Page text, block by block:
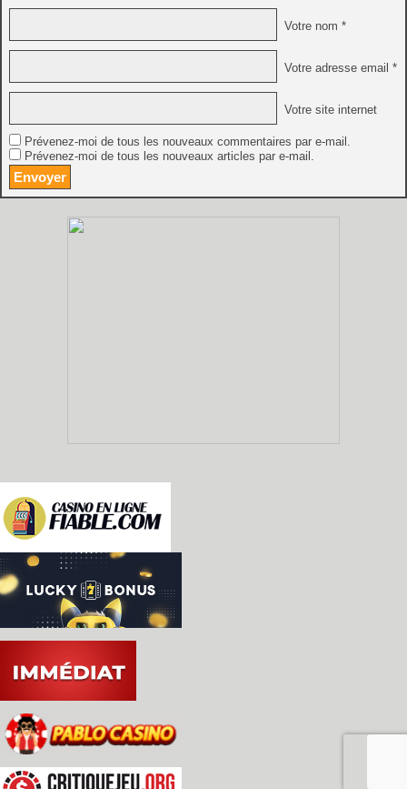
Votre nom *
Votre adresse email *
Votre site internet
Prévenez-moi de tous les nouveaux commentaires par e-mail.
Prévenez-moi de tous les nouveaux articles par e-mail.